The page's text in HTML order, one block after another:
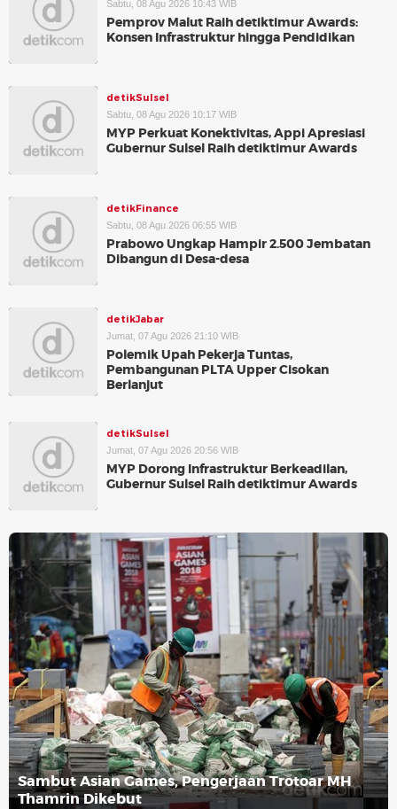
Sabtu, 08 Agu 2026 10:43 WIB
Pemprov Malut Raih detiktimur Awards:
Konsen Infrastruktur hingga Pendidikan
detikSulsel
Sabtu, 08 Agu 2026 10:17 WIB
MYP Perkuat Konektivitas, Appi Apresiasi
Gubernur Sulsel Raih detiktimur Awards
detikFinance
Sabtu, 08 Agu 2026 06:55 WIB
Prabowo Ungkap Hampir 2.500 Jembatan
Dibangun di Desa-desa
detikJabar
Jumat, 07 Agu 2026 21:10 WIB
Polemik Upah Pekerja Tuntas,
Pembangunan PLTA Upper Cisokan
Berlanjut
detikSulsel
Jumat, 07 Agu 2026 20:56 WIB
MYP Dorong Infrastruktur Berkeadilan,
Gubernur Sulsel Raih detiktimur Awards
Sambut Asian Games, Pengerjaan Trotoar MH
Thamrin Dikebut